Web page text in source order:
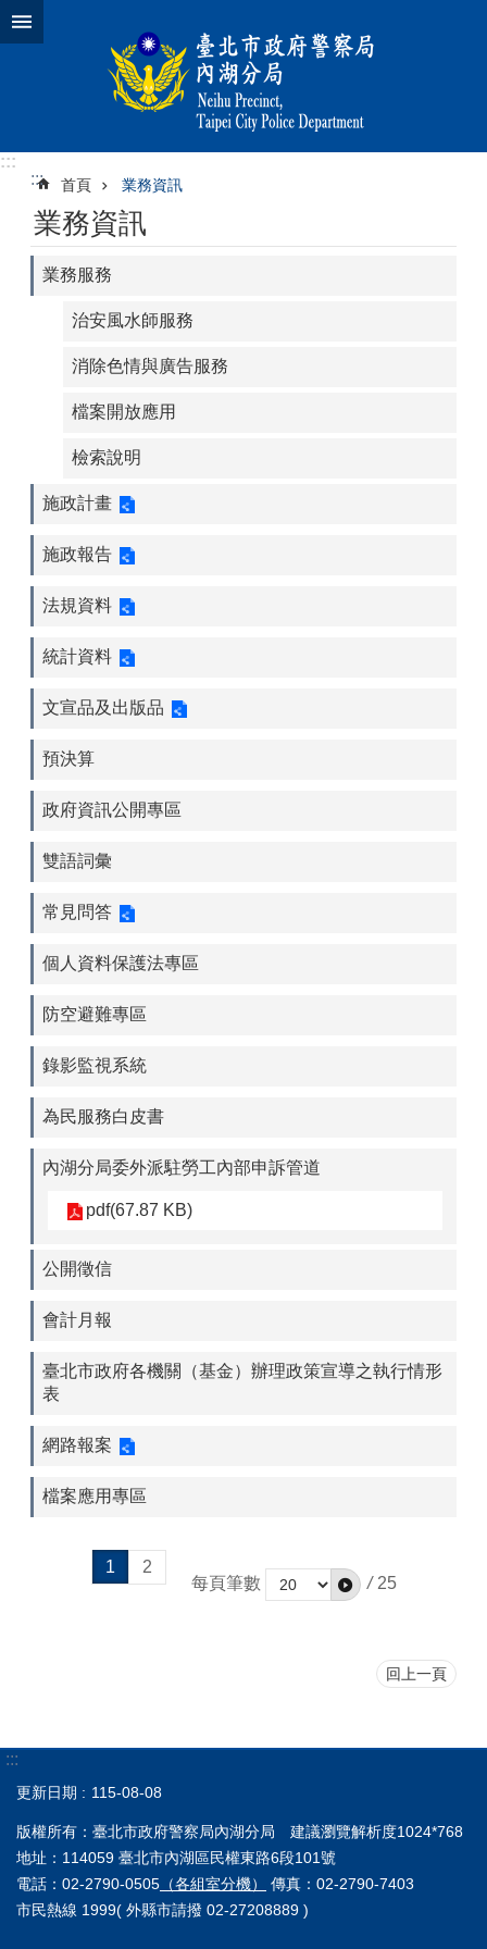
跳到主要內容區塊
:::
:::
首頁 業務資訊
業務資訊
業務服務
治安風水師服務
消除色情與廣告服務
檔案開放應用
檢索說明
施政計畫
施政報告
法規資料
統計資料
文宣品及出版品
預決算
政府資訊公開專區
雙語詞彙
常見問答
個人資料保護法專區
防空避難專區
錄影監視系統
為民服務白皮書
內湖分局委外派駐勞工內部申訴管道
pdf(67.87 KB)
公開徵信
會計月報
臺北市政府各機關（基金）辦理政策宣導之執行情形
表
網路報案
檔案應用專區
1
2
每頁筆數
/ 25
回上一頁
:::
更新日期 115-08-08
版權所有：臺北市政府警察局內湖分局 建議瀏覽解析度1024*768
地址：114059 臺北市內湖區民權東路6段101號
電話：02-2790-0505 （各組室分機）
傳真：02-2790-7403
市民熱線 1999( 外縣市請撥 02-27208889 )